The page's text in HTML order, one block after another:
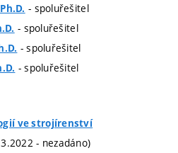
- spoluřešitel
- spoluřešitel
- spoluřešitel
- spoluřešitel
ve strojírenství
- nezadáno)